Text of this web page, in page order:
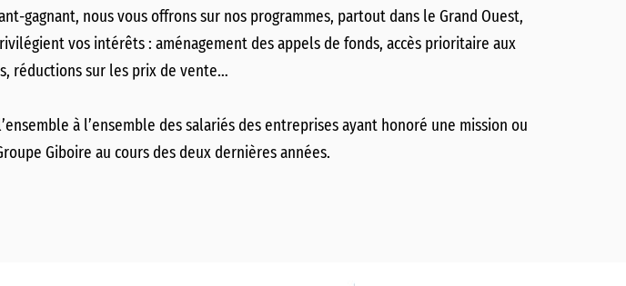
gagnant, nous vous offrons sur nos programmes, partout dans le Grand Ouest,
vos intérêts : aménagement des appels de fonds, accès prioritaire aux
réductions sur les prix de vente…
à l’ensemble des salariés des entreprises ayant honoré une mission ou
Giboire au cours des deux dernières années.